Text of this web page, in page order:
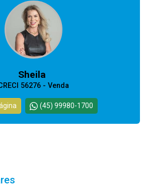
Sheila
56276 - Venda
(45) 99980-1700